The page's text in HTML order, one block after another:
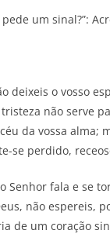
um sinal?”:
deixeis o vosso
não serve
da vossa alma;
se perdido,
Senhor fala e se
não espereis,
de um coração